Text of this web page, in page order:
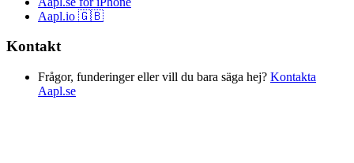
Aapl.io 🇬🇧
Kontakt
Frågor, funderinger eller vill du bara säga hej? Kontakta
Aapl.se